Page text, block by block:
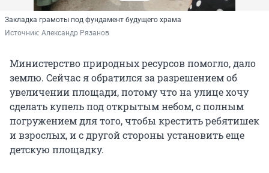
Закладка грамоты под фундамент будущего храма
Источник: Александр Рязанов
Министерство природных ресурсов помогло, дало
землю. Сейчас я обратился за разрешением об
увеличении площади, потому что на улице хочу
сделать купель под открытым небом, с полным
погружением для того, чтобы крестить ребятишек
и взрослых, и с другой стороны установить еще
детскую площадку.